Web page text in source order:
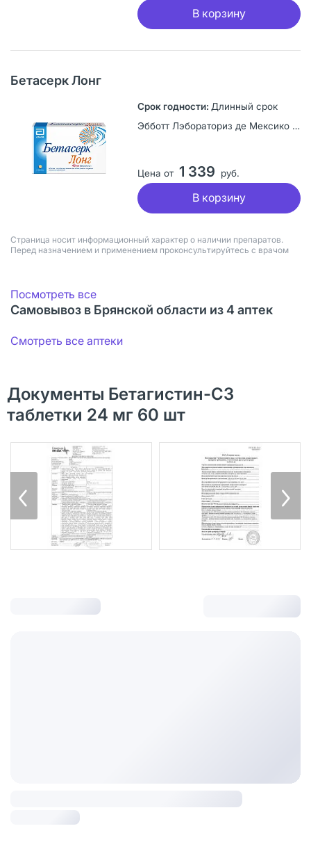
В корзину
Бетасерк Лонг
Длинный срок
Эбботт Лэбораториз де Мексико С. А. де К. В., Мексика
Цена от 1 339 руб.
В корзину
Страница носит информационный характер о наличии препаратов.
Перед назначением и применением проконсультируйтесь с врачом
Посмотреть все
Самовывоз в Брянской области из 4 аптек
Смотреть все аптеки
Документы Бетагистин-СЗ
таблетки 24 мг 60 шт